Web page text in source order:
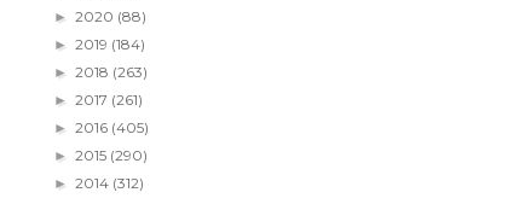
► 2020 (88)
► 2019 (184)
► 2018 (263)
► 2017 (261)
► 2016 (405)
► 2015 (290)
► 2014 (312)